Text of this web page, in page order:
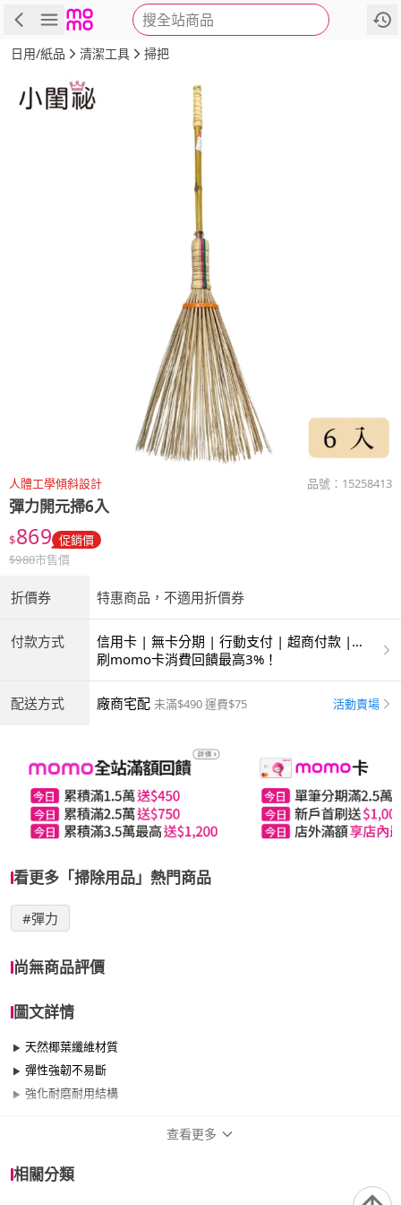
搜全站商品
商品 評價 詳情
日用/紙品 清潔工具 掃把
人體工學傾斜設計 品號： 15258413
彈力開元掃6入
$869 促銷價
$980市售價
折價券 特惠商品，不適用折價券
付款方式
信用卡 | 無卡分期 | 行動支付 | 超商付款 |
ATM | 銀聯卡
刷momo卡消費回饋最高3%！
配送方式 廠商宅配 未滿$490 運費$75 活動賣場
看更多「掃除用品」熱門商品
#彈力
尚無商品評價
圖文詳情
天然椰葉纖維材質
彈性強韌不易斷
強化耐磨耐用結構
查看更多
相關分類